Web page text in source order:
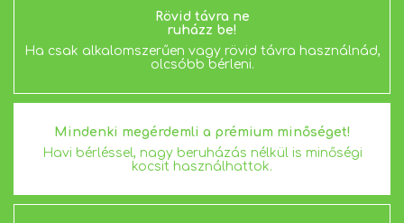
Rövid távra ne
ruházz be!
Ha csak alkalomszerűen vagy rövid távra használnád,
olcsóbb bérleni.
Mindenki megérdemli a prémium minőséget!
Havi bérléssel, nagy beruházás nélkül is minőségi
kocsit használhattok.